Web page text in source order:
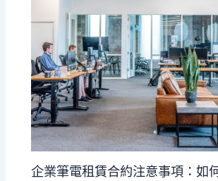
企業筆電租賃合約注意事項：如